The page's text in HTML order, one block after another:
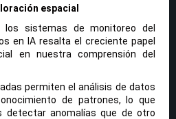
espacial
sistemas de monitoreo del
​​en IA resalta el creciente papel
en nuestra comprensión del
permiten el análisis de datos
de patrones, lo que
detectar anomalías que de otro